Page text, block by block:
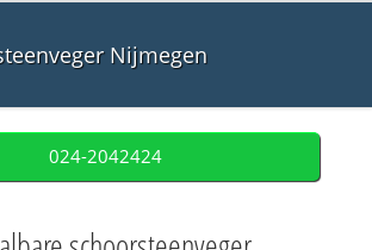
Nijmegen
024-2042424